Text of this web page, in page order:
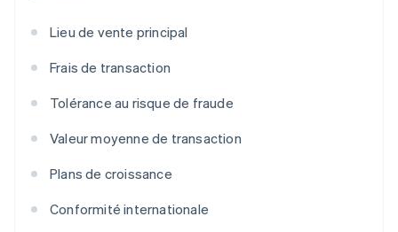
Lieu de vente principal
Frais de transaction
Tolérance au risque de fraude
Valeur moyenne de transaction
Plans de croissance
Conformité internationale